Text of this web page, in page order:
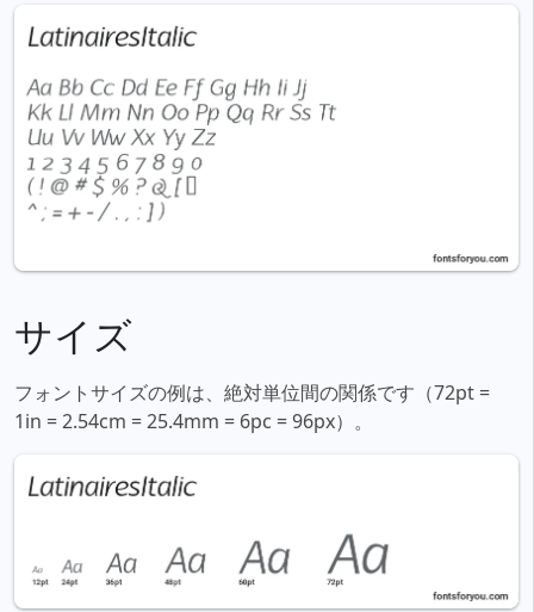
サイズ
フォントサイズの例は、絶対単位間の関係です（72pt =
1in = 2.54cm = 25.4mm = 6pc = 96px）。